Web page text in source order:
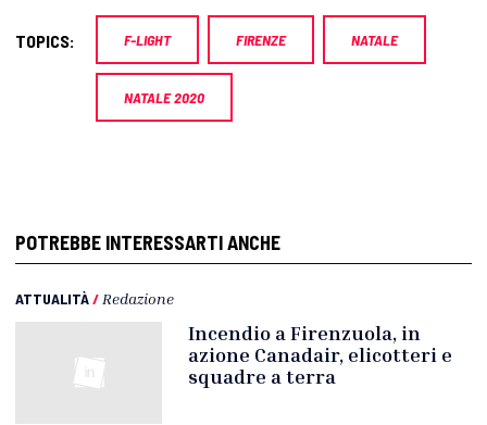
TOPICS: F-LIGHT FIRENZE NATALE
NATALE 2020
POTREBBE INTERESSARTI ANCHE
ATTUALITÀ/ Redazione
Incendio a Firenzuola, in
azione Canadair, elicotteri e
squadre a terra